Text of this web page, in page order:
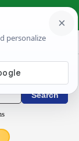
latin